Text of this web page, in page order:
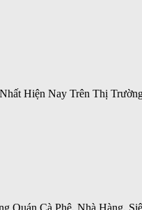
Hiện Nay Trên Thị